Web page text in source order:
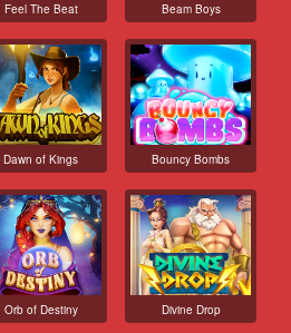
Feel The Beat Beam Boys
Dawn of Kings Bouncy Bombs
Orb of Destiny Divine Drop